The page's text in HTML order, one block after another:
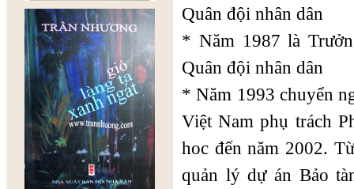
Quân đội nhân dân
* Năm 1987 là
Quân đội nhân dân
* Năm 1993 chuyển
Việt Nam phụ trách
hoc đến năm 2002.
quản lý dự án Bảo